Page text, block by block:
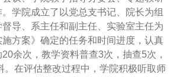
学院成立了以党总支书记、院长为组
导、系主任和副主任、实验室主任为
方案》确定的任务和时间进度，认真
余次，教学资料普查3次，抽查5次，
在评估整改过程中，学院积极听取师